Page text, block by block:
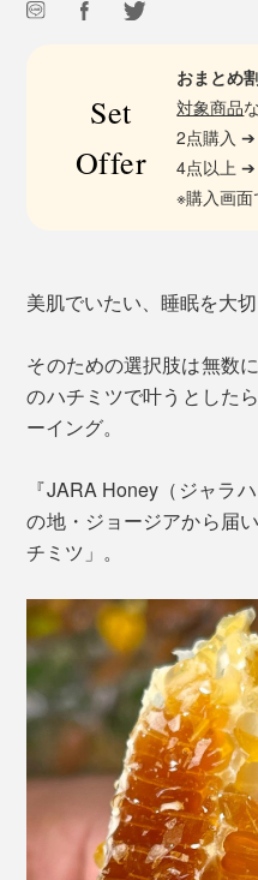
Set
Offer
おまとめ
対象商品
2点購入
4点以上
※購入画面
美肌でいたい、睡眠を大切
そのための選択肢は無数
のハチミツで叶うとした
ーイング。
『JARA Honey（ジャラ
の地・ジョージアから届
チミツ」。